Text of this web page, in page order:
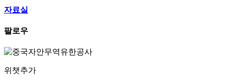
자료실
팔로우
위챗추가